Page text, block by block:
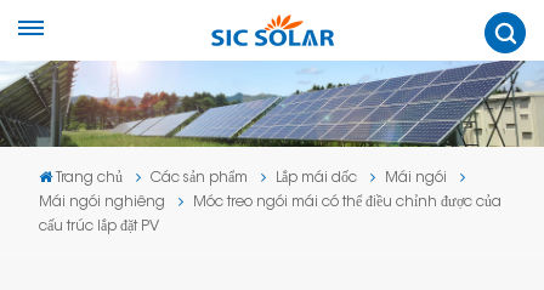
Trang chủ Các sản phẩm Lắp mái dốc
Mái ngói
Mái ngói nghiêng
Móc treo ngói mái có thể điều chỉnh được của
cấu trúc lắp đặt PV